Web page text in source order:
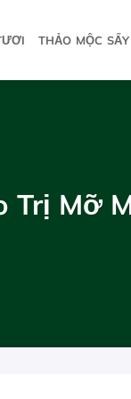
THẢO MỘC
Trị Mỡ